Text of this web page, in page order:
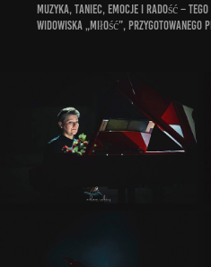
Muzyka, taniec, emocje i radość –
widowiska „Miłość”, przygotowanego